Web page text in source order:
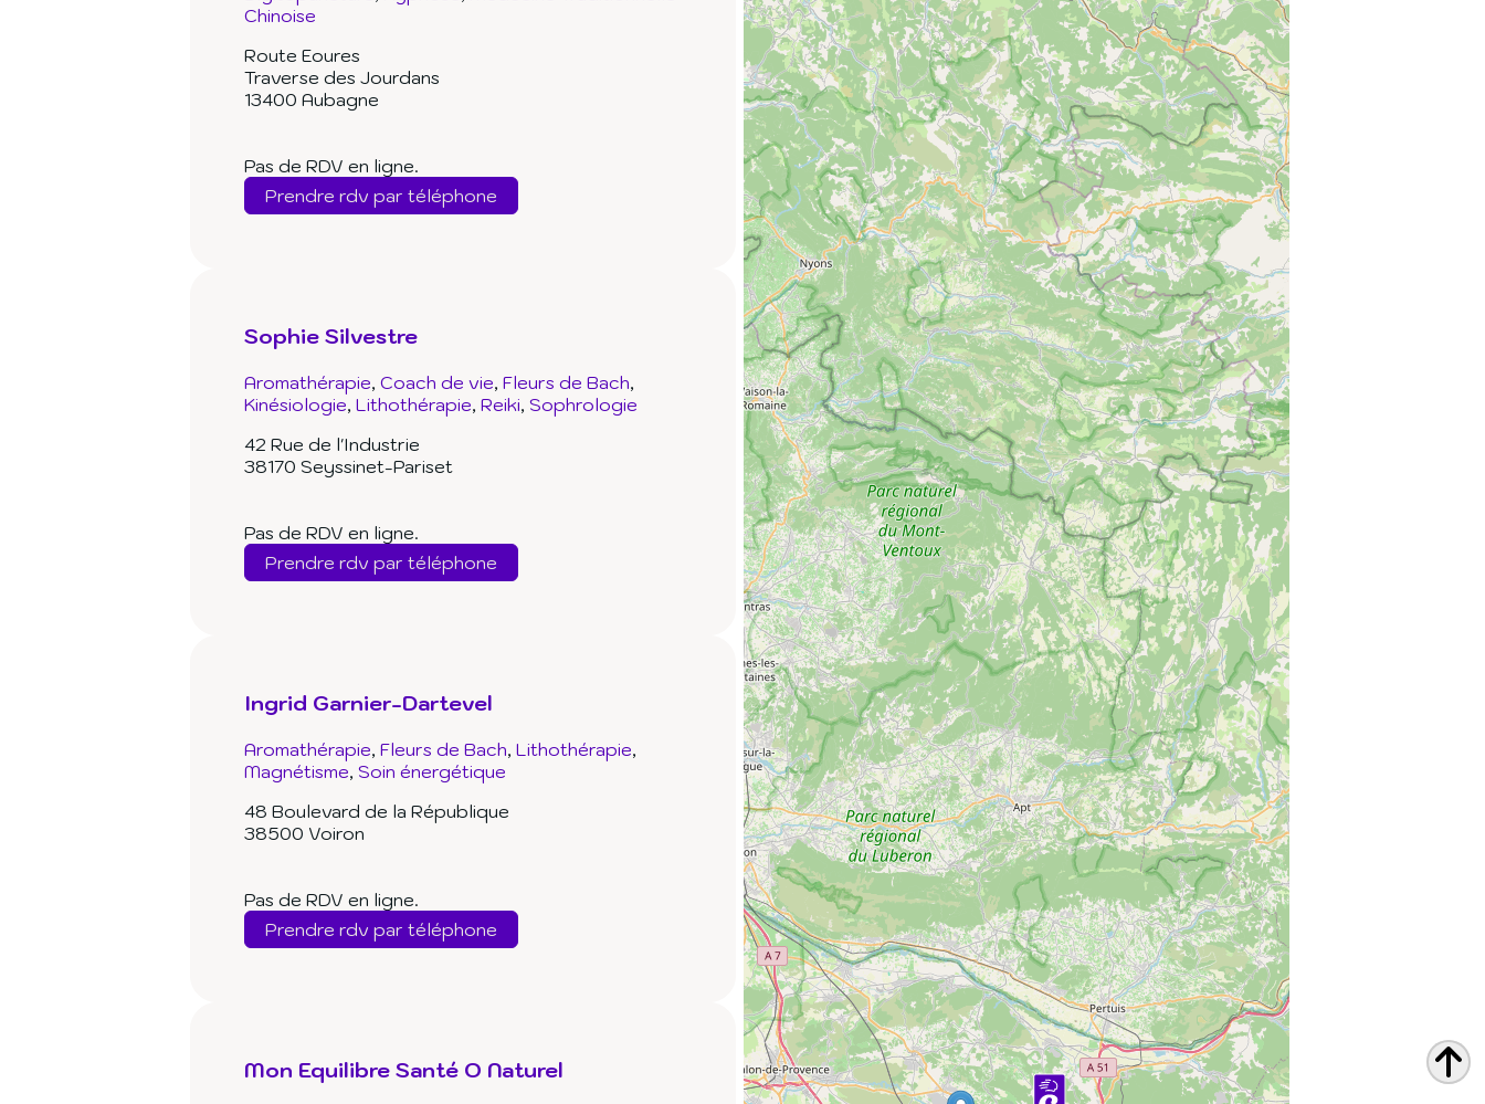
Chinoise
Route Eoures
Traverse des Jourdans
13400 Aubagne
Pas de RDV en ligne.
Prendre rdv par téléphone
Sophie Silvestre
Aromathérapie Coach de vie Fleurs de Bach
Kinésiologie Lithothérapie Reiki Sophrologie
42 Rue de l'Industrie
38170 Seyssinet-Pariset
Pas de RDV en ligne.
Prendre rdv par téléphone
Ingrid Garnier-Dartevel
Aromathérapie Fleurs de Bach Lithothérapie
Magnétisme Soin énergétique
48 Boulevard de la République
38500 Voiron
Pas de RDV en ligne.
Prendre rdv par téléphone
Mon Equilibre Santé O Naturel